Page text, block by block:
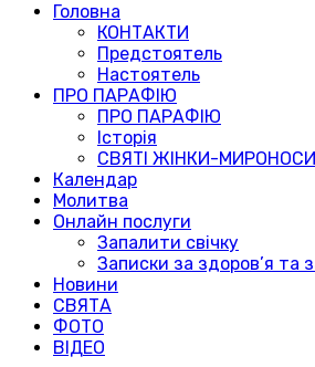
Головна
КОНТАКТИ
Предстоятель
Настоятель
ПРО ПАРАФІЮ
ПРО ПАРАФІЮ
Історія
СВЯТІ ЖІНКИ-
Календар
Молитва
Онлайн послуги
Запалити свічку
Записки за здоров’я та
Новини
СВЯТА
ФОТО
ВІДЕО